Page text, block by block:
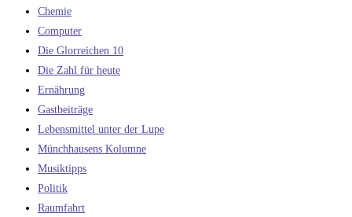
Chemie
Computer
Die Glorreichen 10
Die Zahl für heute
Ernährung
Gastbeiträge
Lebensmittel unter der Lupe
Münchhausens Kolumne
Musiktipps
Politik
Raumfahrt